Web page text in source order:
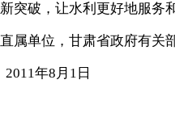
突破，让水利更好地服
单位，甘肃省政府有关
年8月1日